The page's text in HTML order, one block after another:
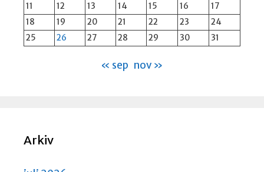
11
12 13 14 15 16
17
18
19 20 21 22 23
24
25
26 27 28 29 30 31
« sep nov »
Arkiv